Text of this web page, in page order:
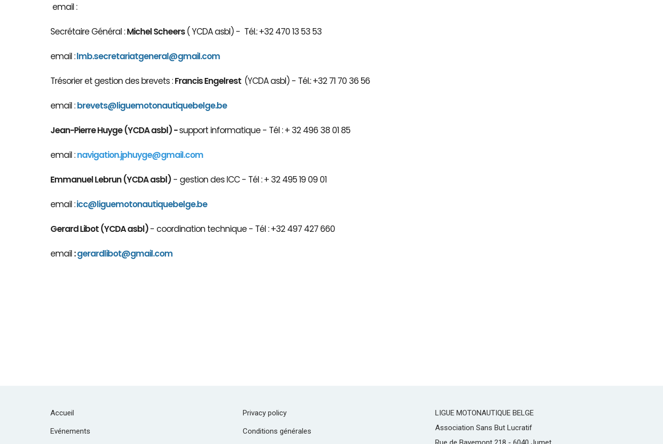
email :
Secrétaire Général :Michel Scheers ( YCDA asbl) - Tél.: +32 470 13 53 53
email :lmb.secretariatgeneral@gmail.com
Trésorier et gestion des brevets :Francis Engelrest (YCDA asbl) - Tél.: +32 71 70 36 56
email :brevets@liguemotonautiquebelge.be
Jean-Pierre Huyge (YCDA asbl) -support informatique - Tél : + 32 496 38 01 85
email :navigation.jphuyge@gmail.com
Emmanuel Lebrun (YCDA asbl) - gestion des ICC - Tél : + 32 495 19 09 01
email :icc@liguemotonautiquebelge.be
Gerard Libot (YCDA asbl)- coordination technique - Tél : +32 497 427 660
email :gerardlibot@gmail.com
Accueil
Evénements
Privacy policy
Conditions générales
LIGUE MOTONAUTIQUE BELGE
Association Sans But Lucratif